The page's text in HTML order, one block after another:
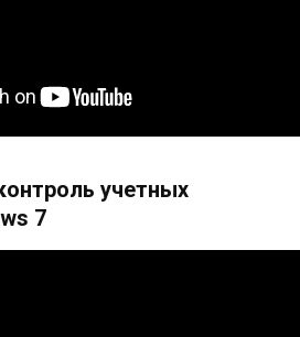
учетных
7